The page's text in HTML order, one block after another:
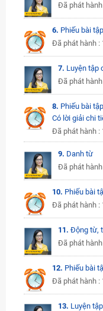
Đã phát
6. Phiếu bài
Đã phát hành :
7. Luyện tập
Đã phát
8. Phiếu bài
Có lời giải chi
Đã phát hành :
9. Danh từ
Đã phát
10. Phiếu bài
Đã phát hành :
11. Động từ,
Đã phát
12. Phiếu bài
Đã phát hành :
13. Luyện